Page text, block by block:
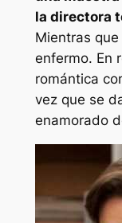
la directora
Mientras
enfermo. En
romántica
vez que se
enamorado